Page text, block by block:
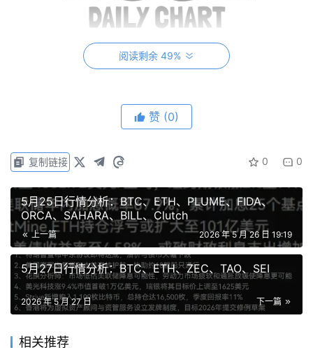
从走势来看，DOGE近期在0.1156美元附近的通道上轨区域
遇阻回落。如果买方能够守住当前的支撑区域，0.1156美元
依然是主要的上涨目标。
阅读剩余 49%
赞 (0)
0 0
复制链接
5月25日行情分析：BTC、ETH、PLUME、FIDA、
ORCA、SAHARA、BILL、Clutch
上一篇 2026 年 5 月 26 日 19:19
5月27日行情分析：BTC、ETH、ZEC、TAO、SEI
下一篇
2026 年 5 月 27 日
相关推荐